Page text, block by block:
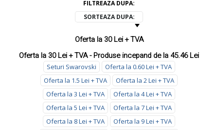
RECUPEREAZA PAROLA
FILTREAZA DUPA:
SORTEAZA DUPA:
Oferta la 30 Lei + TVA
Oferta la 30 Lei + TVA - Produse incepand de la 45.46 Lei
Seturi Swarovski
Oferta la 0.60 Lei + TVA
Oferta la 1.5 Lei + TVA
Oferta la 2 Lei + TVA
Oferta la 3 Lei + TVA
Oferta la 4 Lei + TVA
Oferta la 5 Lei + TVA
Oferta la 7 Lei + TVA
Oferta la 8 Lei + TVA
Oferta la 9 Lei + TVA